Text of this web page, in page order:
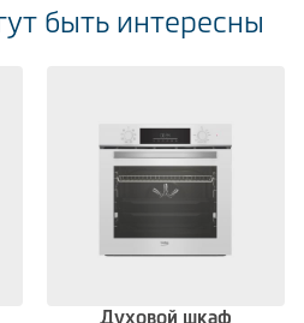
быть интересны
Духовой шкаф